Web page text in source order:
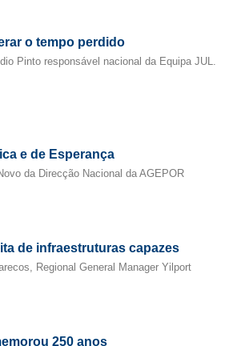
o tempo perdido
Pinto responsável nacional da Equipa JUL.
e de Esperança
da Direcção Nacional da AGEPOR
de infraestruturas capazes
Regional General Manager Yilport
250 anos